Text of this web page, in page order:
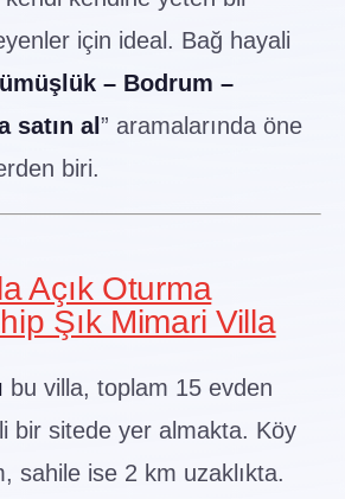
için ideal. Bağ hayali
– Bodrum –
satın al ” aramalarında öne
biri.
Açık Oturma
Şık Mimari Villa
bu villa, toplam 15 evden
bir sitede yer almakta. Köy
sahile ise 2 km uzaklıkta.